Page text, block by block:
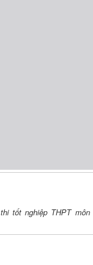
tốt nghiệp THPT môn